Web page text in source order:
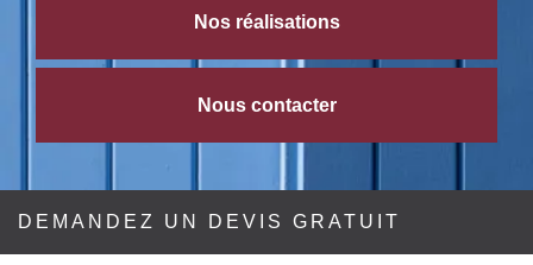
Nos réalisations
Nous contacter
DEMANDEZ UN DEVIS GRATUIT